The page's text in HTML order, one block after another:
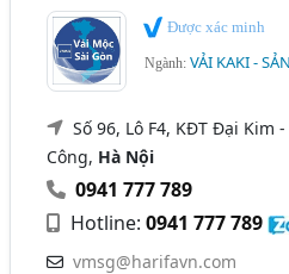
Được xác minh
Ngành:VẢI KAKI -
Số 96, Lô F4, KĐT Đại
Công, Hà Nội
0941 777 789
Hotline:0941 777 789
vmsg@harifavn.com